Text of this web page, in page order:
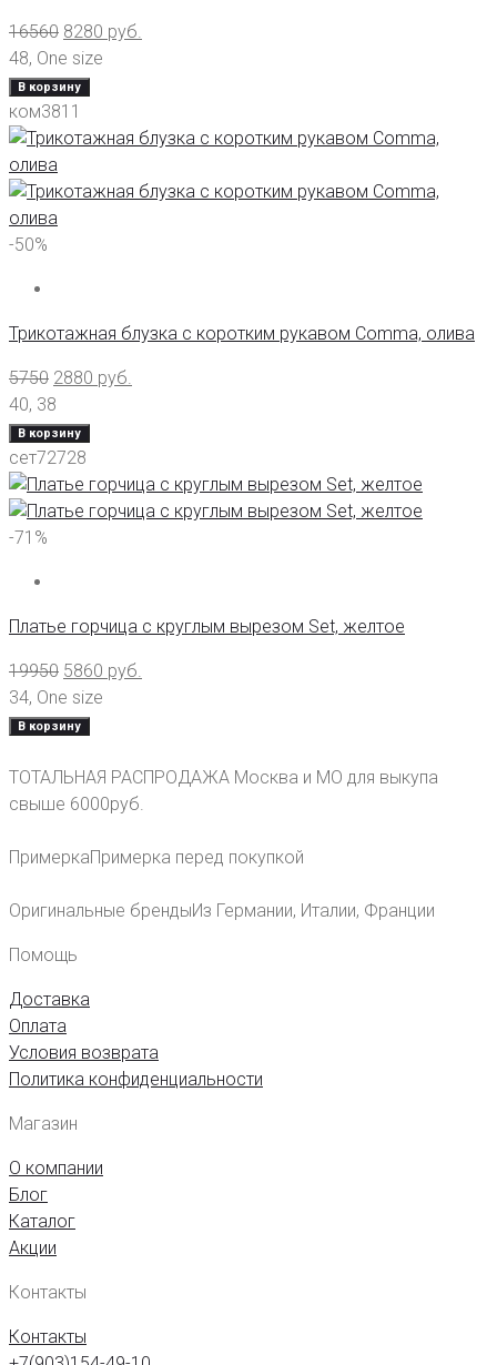
16560 8280 руб.
48, One size
В корзину
ком3811
-50%
Трикотажная блузка с коротким рукавом Comma, олива
5750 2880 руб.
40, 38
В корзину
сет72728
-71%
Платье горчица с круглым вырезом Set, желтое
19950 5860 руб.
34, One size
В корзину
ТОТАЛЬНАЯ РАСПРОДАЖА Москва и МО для выкупа
свыше 6000руб.
ПримеркаПримерка перед покупкой
Оригинальные брендыИз Германии, Италии, Франции
Помощь
Доставка
Оплата
Условия возврата
Политика конфиденциальности
Магазин
О компании
Блог
Каталог
Акции
Контакты
Контакты